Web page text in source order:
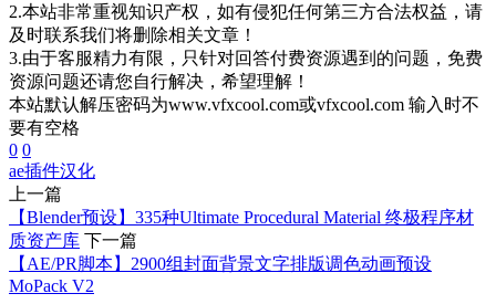
2.本站非常重视知识产权，如有侵犯任何第三方合法权益，请
及时联系我们将删除相关文章！
3.由于客服精力有限，只针对回答付费资源遇到的问题，免费
资源问题还请您自行解决，希望理解！
本站默认解压密码为www.vfxcool.com或vfxcool.com 输入时不
要有空格
0 0
ae插件汉化
上一篇
【Blender预设】335种Ultimate Procedural Material 终极程序材
质资产库 下一篇
【AE/PR脚本】2900组封面背景文字排版调色动画预设
MoPack V2